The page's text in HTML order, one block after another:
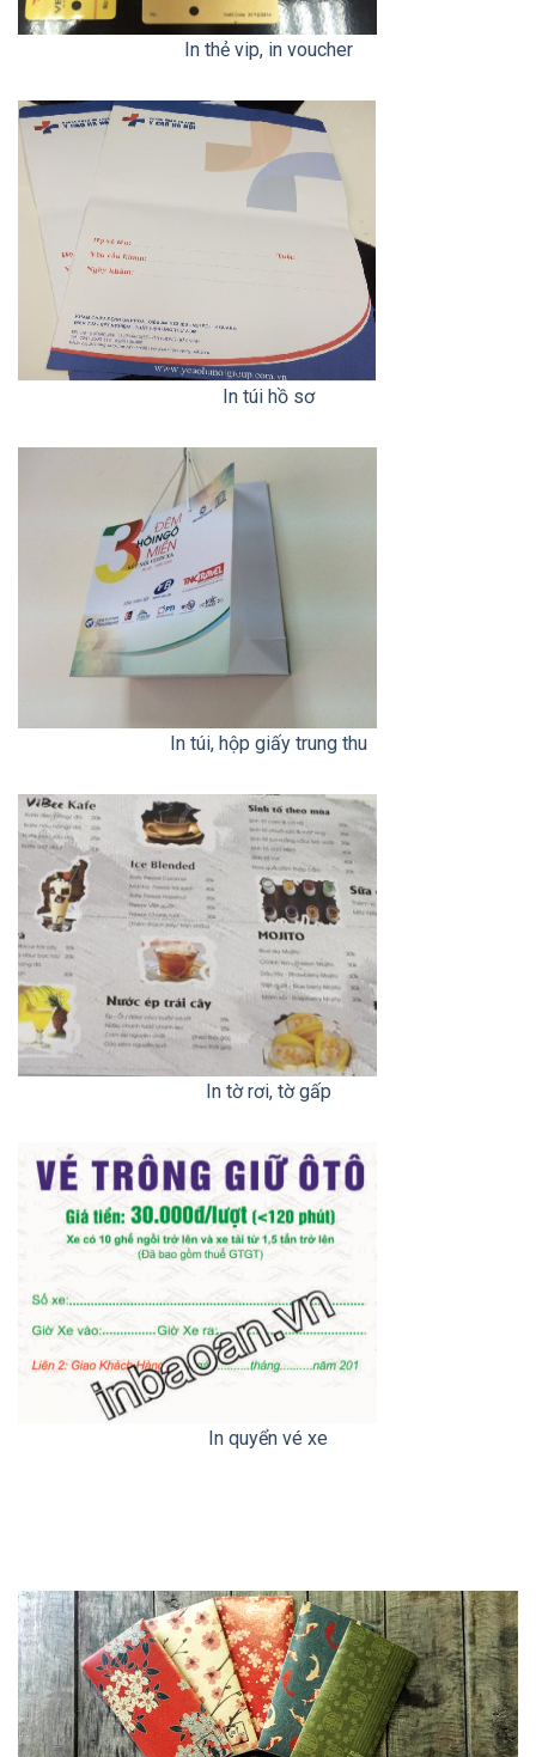
Gallery
with
caption:
In thẻ vip, in voucher
Gallery
caption:
In túi hồ sơ
Gallery
with
caption:
In túi, hộp giấy trung thu
Gallery
caption:
In tờ rơi, tờ gấp
Gallery
In quyển vé xe